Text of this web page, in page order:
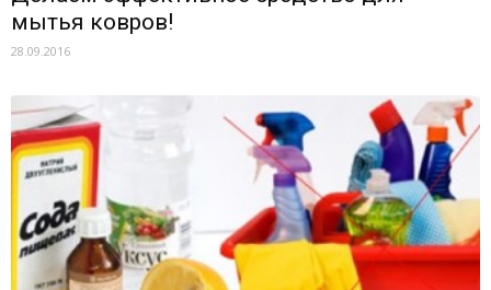
мытья ковров!
28.09.2016